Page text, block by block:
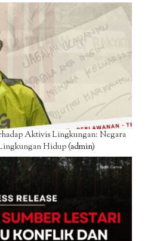
Aktivis Lingkungan: Negara
Hidup(admin)